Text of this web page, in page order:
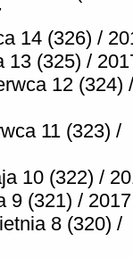
14 (326) /
13 (325) /
12 (324) /
11 (323) /
10 (322) /
9 (321) / 2017
8 (320) /